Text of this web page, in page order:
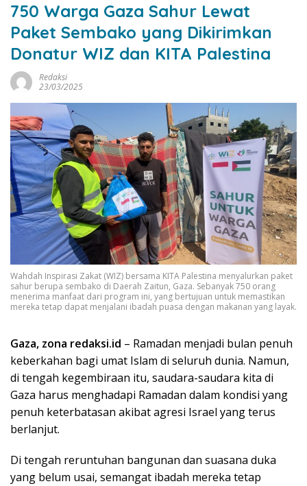
750 Warga Gaza Sahur Lewat
Paket Sembako yang Dikirimkan
Donatur WIZ dan KITA Palestina
Redaksi
23/03/2025
Wahdah Inspirasi Zakat (WIZ) bersama KITA Palestina menyalurkan paket
sahur berupa sembako di Daerah Zaitun, Gaza. Sebanyak 750 orang
menerima manfaat dari program ini, yang bertujuan untuk memastikan
mereka tetap dapat menjalani ibadah puasa dengan makanan yang layak.
Gaza, zona redaksi.id – Ramadan menjadi bulan penuh
keberkahan bagi umat Islam di seluruh dunia. Namun,
di tengah kegembiraan itu, saudara-saudara kita di
Gaza harus menghadapi Ramadan dalam kondisi yang
penuh keterbatasan akibat agresi Israel yang terus
berlanjut.
Di tengah reruntuhan bangunan dan suasana duka
yang belum usai, semangat ibadah mereka tetap